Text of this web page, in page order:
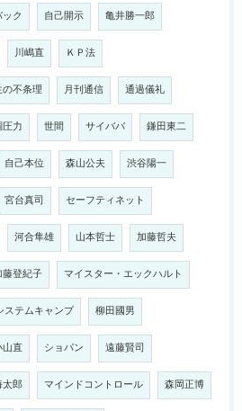
ク 自己開示 亀井勝一郎
川嶋直 ＫＰ法
不条理 月刊通信 通過儀礼
力 世間 サイババ 鎌田東二
自己本位 森山公夫 渋谷陽一
宮台真司 セーフティネット
河合隼雄 山本哲士 加藤哲夫
藤登紀子 マイスター・エックハルト
ステムキャンプ 柳田國男
山直 ショパン 遠藤賢司
郎 マインドコントロール 森岡正博